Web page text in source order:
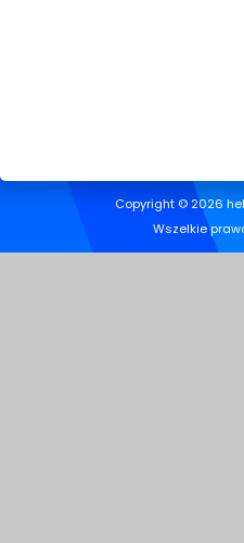
Copyright © 2026
Wszelkie